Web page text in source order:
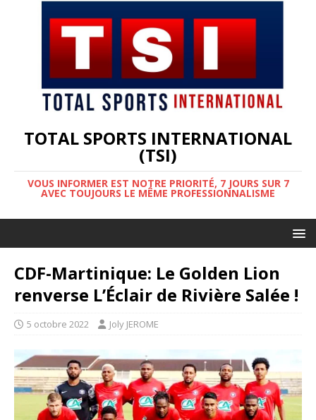
TOTAL SPORTS INTERNATIONAL
(TSI)
VOUS INFORMER EST NOTRE PRIORITÉ, 7 JOURS SUR 7
AVEC TOUJOURS LE MÊME PROFESSIONNALISME
CDF-Martinique: Le Golden Lion
renverse L’Éclair de Rivière Salée !
5 octobre 2022 Joly JEROME